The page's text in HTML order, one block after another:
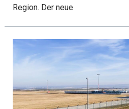
Region. Der neue